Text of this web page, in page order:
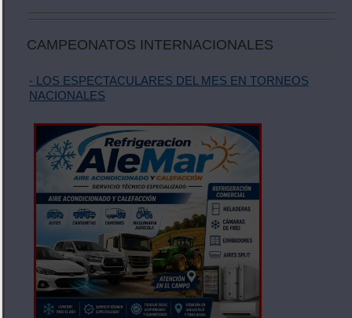
CAMPEONATOS INTERNACIONALES
- LOS ESPECTACULARES DEL MES EN TORNEOS
NACIONALES